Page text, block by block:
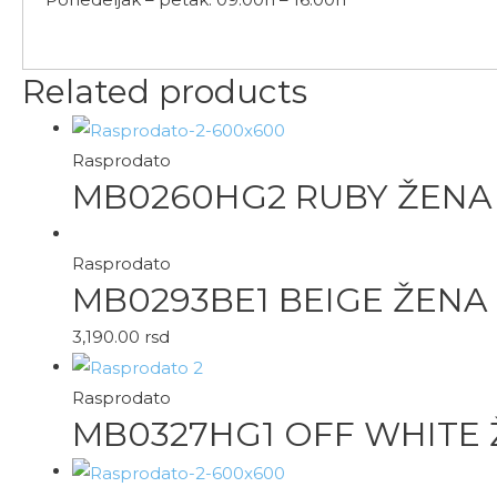
Related products
Rasprodato
MB0260HG2 RUBY ŽENA
Rasprodato
MB0293BE1 BEIGE ŽENA
3,190.00 rsd
Rasprodato
MB0327HG1 OFF WHITE